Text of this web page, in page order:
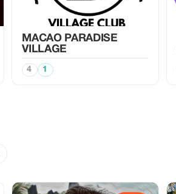
MACAO PARADISE
VILLAGE
4 1